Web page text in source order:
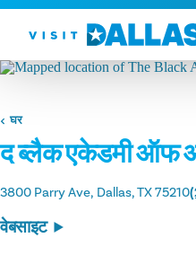
सामग्री पर जाएं
घर
द ब्लैक एकेडमी ऑफ
3800 Parry Ave Dallas, TX 75210
वेबसाइट